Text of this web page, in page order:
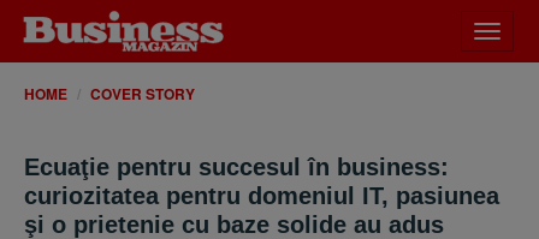
meniu
HOME COVER STORY
Ecuaţie pentru succesul în business:
curiozitatea pentru domeniul IT, pasiunea
şi o prietenie cu baze solide au adus